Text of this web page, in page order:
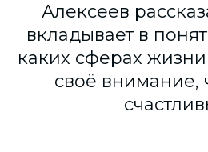
Алексеев
вкладывает в
каких сферах
своё внимание,